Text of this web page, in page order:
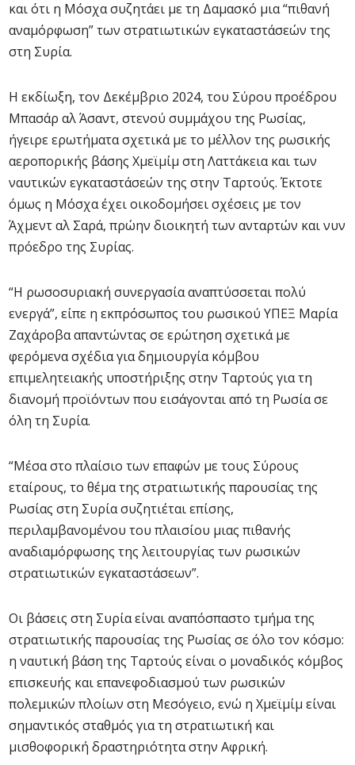
και ότι η Μόσχα συζητάει με τη Δαμασκό μια “πιθανή
αναμόρφωση” των στρατιωτικών εγκαταστάσεών της
στη Συρία.
Η εκδίωξη, τον Δεκέμβριο 2024, του Σύρου προέδρου
Μπασάρ αλ Άσαντ, στενού συμμάχου της Ρωσίας,
ήγειρε ερωτήματα σχετικά με το μέλλον της ρωσικής
αεροπορικής βάσης Χμεϊμίμ στη Λαττάκεια και των
ναυτικών εγκαταστάσεών της στην Ταρτούς. Έκτοτε
όμως η Μόσχα έχει οικοδομήσει σχέσεις με τον
Άχμεντ αλ Σαρά, πρώην διοικητή των ανταρτών και νυν
πρόεδρο της Συρίας.
“Η ρωσοσυριακή συνεργασία αναπτύσσεται πολύ
ενεργά”, είπε η εκπρόσωπος του ρωσικού ΥΠΕΞ Μαρία
Ζαχάροβα απαντώντας σε ερώτηση σχετικά με
φερόμενα σχέδια για δημιουργία κόμβου
επιμελητειακής υποστήριξης στην Ταρτούς για τη
διανομή προϊόντων που εισάγονται από τη Ρωσία σε
όλη τη Συρία.
“Μέσα στο πλαίσιο των επαφών με τους Σύρους
εταίρους, το θέμα της στρατιωτικής παρουσίας της
Ρωσίας στη Συρία συζητιέται επίσης,
περιλαμβανομένου του πλαισίου μιας πιθανής
αναδιαμόρφωσης της λειτουργίας των ρωσικών
στρατιωτικών εγκαταστάσεων”.
Οι βάσεις στη Συρία είναι αναπόσπαστο τμήμα της
στρατιωτικής παρουσίας της Ρωσίας σε όλο τον κόσμο:
η ναυτική βάση της Ταρτούς είναι ο μοναδικός κόμβος
επισκευής και επανεφοδιασμού των ρωσικών
πολεμικών πλοίων στη Μεσόγειο, ενώ η Χμεϊμίμ είναι
σημαντικός σταθμός για τη στρατιωτική και
μισθοφορική δραστηριότητα στην Αφρική.